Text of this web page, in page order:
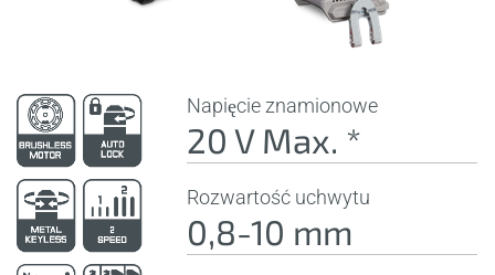
Napięcie znamionowe
20 V Max. *
Rozwartość uchwytu
0,8-10 mm